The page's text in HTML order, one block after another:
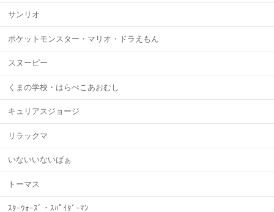
サンリオ
ポケットモンスター・マリオ・ドラえもん
スヌーピー
くまの学校・はらぺこあおむし
キュリアスジョージ
リラックマ
いないいないばぁ
トーマス
ｽﾀｰｳｫｰｽﾞ・ｽﾊﾟｲﾀﾞｰﾏﾝ